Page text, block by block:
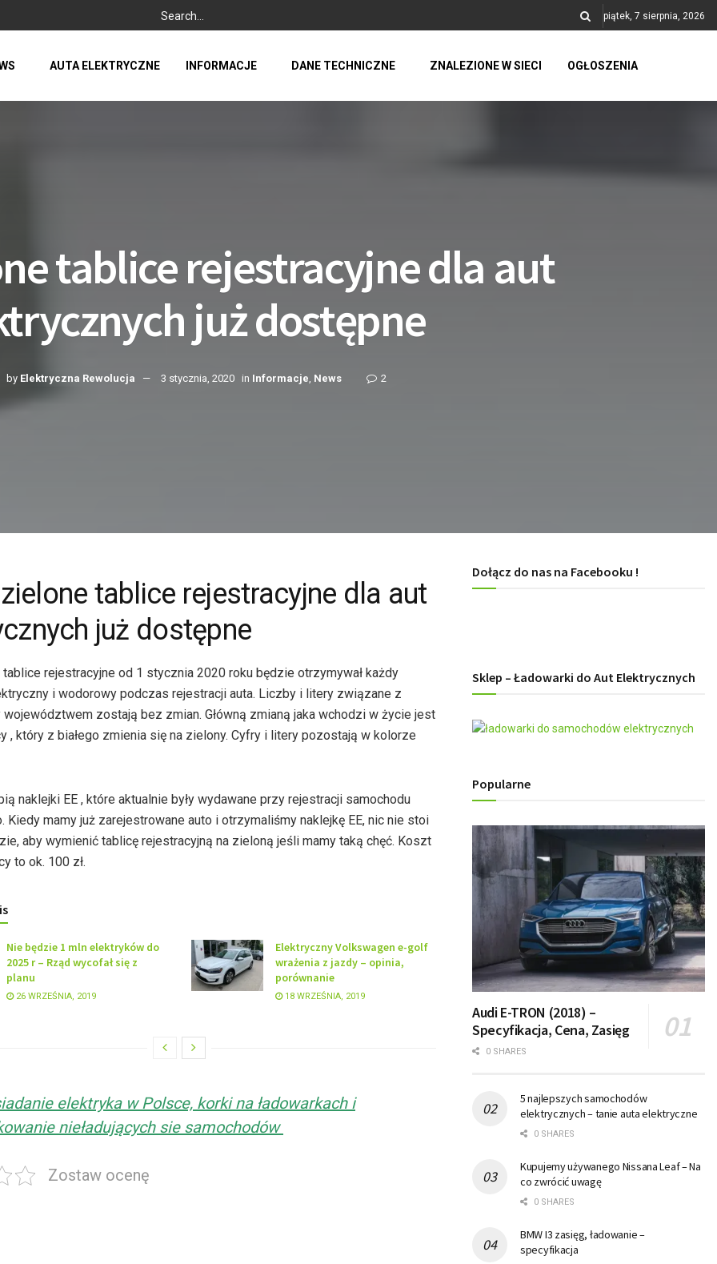
piątek, 7 sierpnia, 2026
AUTA ELEKTRYCZNE INFORMACJE DANE TECHNICZNE ZNALEZIONE W SIECI OGŁOSZENIA
tablice rejestracyjne dla aut
już dostępne
by Elektryczna Rewolucja 3 stycznia, 2020 in Informacje, News 2
tablice rejestracyjne dla aut
już dostępne
rejestracyjne od 1 stycznia 2020 roku będzie otrzymywał każdy
i wodorowy podczas rejestracji auta. Liczby i litery związane z
zostają bez zmian. Główną zmianą jaka wchodzi w życie jest
, który z białego zmienia się na zielony. Cyfry i litery pozostają w kolorze
naklejki EE , które aktualnie były wydawane przy rejestracji samochodu
Kiedy mamy już zarejestrowane auto i otrzymaliśmy naklejkę EE, nic nie stoi
aby wymienić tablicę rejestracyjną na zieloną jeśli mamy taką chęć. Koszt
to ok. 100 zł.
Nie będzie 1 mln elektryków do
2025 r – Rząd wycofał się z
planu
26 WRZEŚNIA, 2019
Elektryczny Volkswagen e-golf
wrażenia z jazdy – opinia,
porównanie
18 WRZEŚNIA, 2019
elektryka w Polsce, korki na ładowarkach i
nieładujących sie samochodów
Zostaw ocenę
Dołącz do nas na Facebooku !
Sklep – Ładowarki do Aut Elektrycznych
Popularne
Audi E-TRON (2018) –
Specyfikacja, Cena, Zasięg
0 SHARES
5 najlepszych samochodów
elektrycznych – tanie auta elektryczne
0 SHARES
Kupujemy używanego Nissana Leaf – Na
co zwrócić uwagę
0 SHARES
BMW I3 zasięg, ładowanie –
specyfikacja